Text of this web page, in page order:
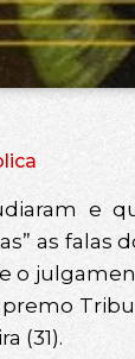
e
as falas
o
(31).